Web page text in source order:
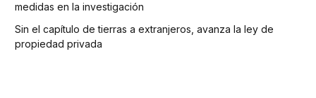
medidas en la investigación
Sin el capítulo de tierras a extranjeros, avanza la ley de
propiedad privada